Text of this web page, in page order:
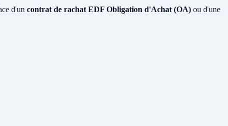
d'un contrat de rachat EDF Obligation d'Achat (OA) ou d'une